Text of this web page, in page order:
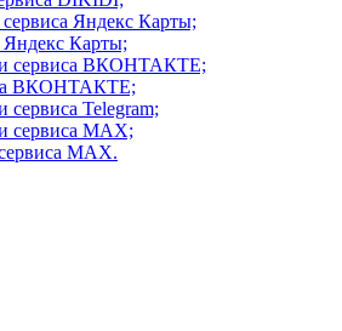
Яндекс Карты;
Яндекс Карты;
сервиса ВКОНТАКТЕ;
ВКОНТАКТЕ;
Telegram;
сервиса MAX;
MAX.